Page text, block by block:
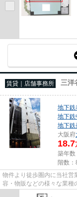
賃貸｜店舗事務所 三洋
地下鉄
地下鉄
地下鉄
大阪府
18.7
築年数
階数：
物件より徒歩圏内に当社営
容・物販などの様々な業種
尚、弊社ではおとり広告は